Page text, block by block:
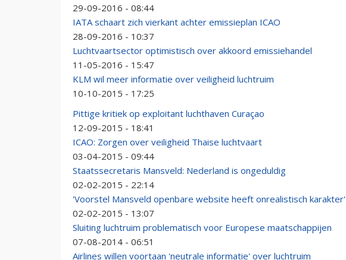
29-09-2016 - 08:44
IATA schaart zich vierkant achter emissieplan ICAO
28-09-2016 - 10:37
Luchtvaartsector optimistisch over akkoord emissiehandel
11-05-2016 - 15:47
KLM wil meer informatie over veiligheid luchtruim
10-10-2015 - 17:25
Pittige kritiek op exploitant luchthaven Curaçao
12-09-2015 - 18:41
ICAO: Zorgen over veiligheid Thaise luchtvaart
03-04-2015 - 09:44
Staatssecretaris Mansveld: Nederland is ongeduldig
02-02-2015 - 22:14
'Voorstel Mansveld openbare website heeft onrealistisch karakter'
02-02-2015 - 13:07
Sluiting luchtruim problematisch voor Europese maatschappijen
07-08-2014 - 06:51
Airlines willen voortaan 'neutrale informatie' over luchtruim